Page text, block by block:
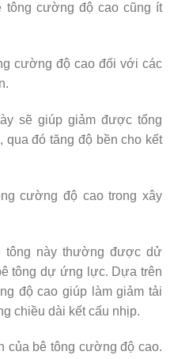
tông cường độ cao cũng ít
cường độ cao đối với các
sẽ giúp giảm được tổng
đó tăng độ bền cho kết
cường độ cao trong xây
tông này thường được dử
tông dự ứng lực. Dựa trên
độ cao giúp làm giảm tải
chiều dài kết cấu nhịp.
của bê tông cường độ cao.